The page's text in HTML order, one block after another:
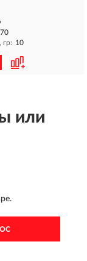
70
гр: 10
или